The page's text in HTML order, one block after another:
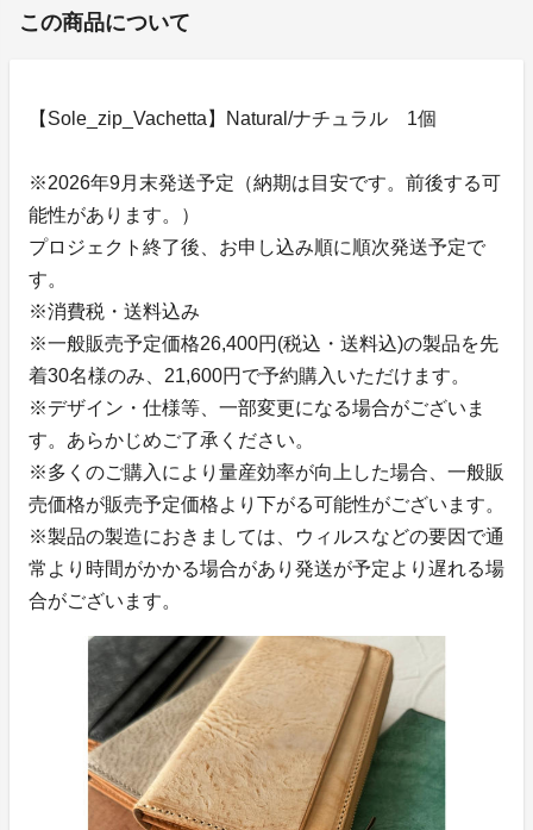
この商品について
【Sole_zip_Vachetta】Natural/ナチュラル 1個
※2026年9月末発送予定（納期は目安です。前後する可
能性があります。）
プロジェクト終了後、お申し込み順に順次発送予定で
す。
※消費税・送料込み
※一般販売予定価格26,400円(税込・送料込)の製品を先
着30名様のみ、21,600円で予約購入いただけます。
※デザイン・仕様等、一部変更になる場合がございま
す。あらかじめご了承ください。
※多くのご購入により量産効率が向上した場合、一般販
売価格が販売予定価格より下がる可能性がございます。
※製品の製造におきましては、ウィルスなどの要因で通
常より時間がかかる場合があり発送が予定より遅れる場
合がございます。